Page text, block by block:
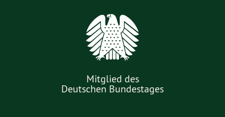
Mitglied des
Deutschen Bundestages